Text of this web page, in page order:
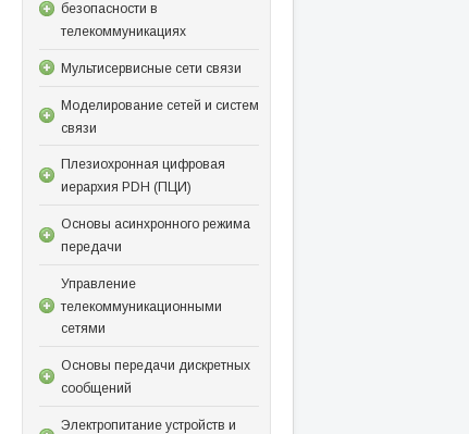
безопасности в
телекоммуникациях
Мультисервисные сети связи
Моделирование сетей и систем
связи
Плезиохронная цифровая
иерархия PDH (ПЦИ)
Основы асинхронного режима
передачи
Управление
телекоммуникационными
сетями
Основы передачи дискретных
сообщений
Электропитание устройств и